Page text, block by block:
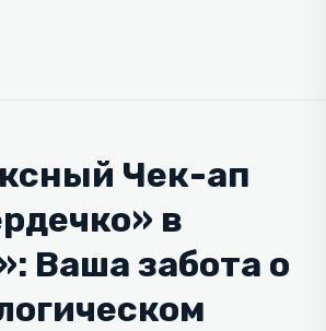
Чек-ап
в
Ваша забота о